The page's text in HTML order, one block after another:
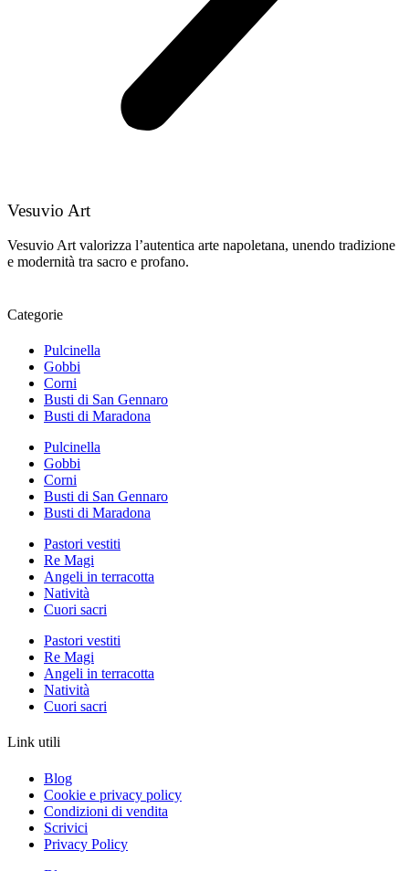
Vesuvio Art
Vesuvio Art valorizza l’autentica arte napoletana, unendo tradizione
e modernità tra sacro e profano.
Categorie
Pulcinella
Gobbi
Corni
Busti di San Gennaro
Busti di Maradona
Pulcinella
Gobbi
Corni
Busti di San Gennaro
Busti di Maradona
Pastori vestiti
Re Magi
Angeli in terracotta
Natività
Cuori sacri
Pastori vestiti
Re Magi
Angeli in terracotta
Natività
Cuori sacri
Link utili
Blog
Cookie e privacy policy
Condizioni di vendita
Scrivici
Privacy Policy